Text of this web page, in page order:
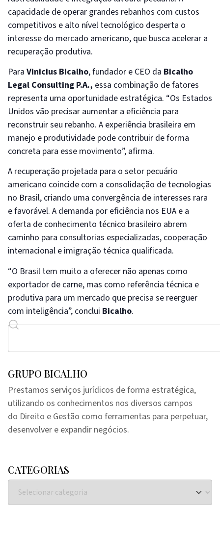
capacidade de operar grandes rebanhos com custos
competitivos e alto nível tecnológico desperta o
interesse do mercado americano, que busca acelerar a
recuperação produtiva.
Para Vinicius Bicalho, fundador e CEO da Bicalho
Legal Consulting P.A., essa combinação de fatores
representa uma oportunidade estratégica. “Os Estados
Unidos vão precisar aumentar a eficiência para
reconstruir seu rebanho. A experiência brasileira em
manejo e produtividade pode contribuir de forma
concreta para esse movimento”, afirma.
A recuperação projetada para o setor pecuário
americano coincide com a consolidação de tecnologias
no Brasil, criando uma convergência de interesses rara
e favorável. A demanda por eficiência nos EUA e a
oferta de conhecimento técnico brasileiro abrem
caminho para consultorias especializadas, cooperação
internacional e imigração técnica qualificada.
“O Brasil tem muito a oferecer não apenas como
exportador de carne, mas como referência técnica e
produtiva para um mercado que precisa se reerguer
com inteligência”, conclui Bicalho.
GRUPO BICALHO
Prestamos serviços jurídicos de forma estratégica,
utilizando os conhecimentos nos diversos campos
do Direito e Gestão como ferramentas para perpetuar,
desenvolver e expandir negócios.
CATEGORIAS